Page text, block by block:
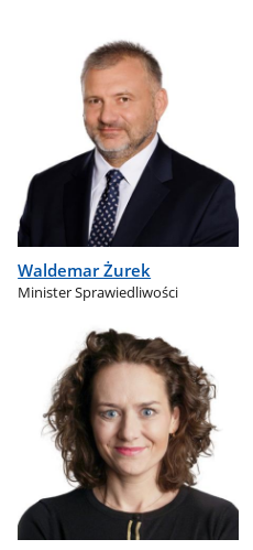
Waldemar Żurek
Minister Sprawiedliwości